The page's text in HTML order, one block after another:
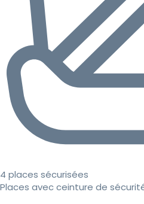
4 places sécurisées
Places avec ceinture de